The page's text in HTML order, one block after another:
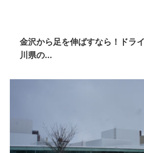
金沢から足を伸ばすなら！ドラ
川県の...